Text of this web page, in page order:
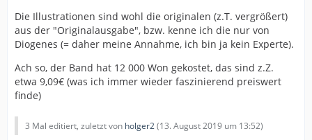
Die Illustrationen sind wohl die originalen (z.T. vergrößert)
aus der "Originalausgabe", bzw. kenne ich die nur von
Diogenes (= daher meine Annahme, ich bin ja kein Experte).
Ach so, der Band hat 12 000 Won gekostet, das sind z.Z.
etwa 9,09€ (was ich immer wieder faszinierend preiswert
finde)
3 Mal editiert, zuletzt von holger2(13. August 2019 um 13:52)